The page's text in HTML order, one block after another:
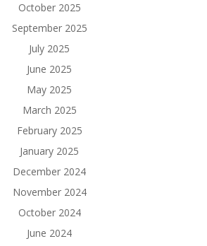
October 2025
September 2025
July 2025
June 2025
May 2025
March 2025
February 2025
January 2025
December 2024
November 2024
October 2024
June 2024